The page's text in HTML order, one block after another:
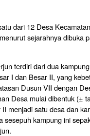
dari 12 Desa
sejarahnya dibuka
terdiri dari dua
I dan Besar II, yang
Dusun VII dengan
Desa mulai dibentuk (±
menjadi satu desa dan
kampung ini